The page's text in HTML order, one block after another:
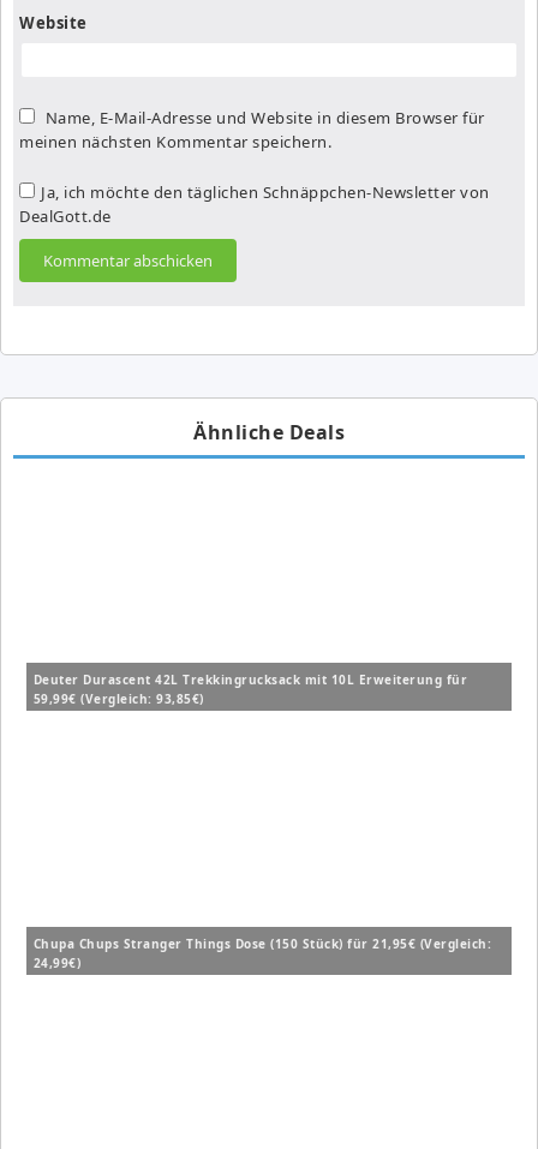
Website
Name, E-Mail-Adresse und Website in diesem Browser für
meinen nächsten Kommentar speichern.
Ja, ich möchte den täglichen Schnäppchen-Newsletter von
DealGott.de
Ähnliche Deals
Deuter Durascent 42L Trekkingrucksack mit 10L Erweiterung für
59,99€ (Vergleich: 93,85€)
Chupa Chups Stranger Things Dose (150 Stück) für 21,95€ (Vergleich:
24,99€)